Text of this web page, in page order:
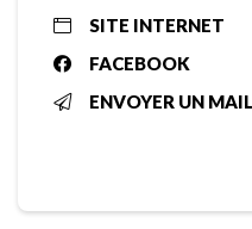
SITE INTERNET
FACEBOOK
ENVOYER UN MAIL